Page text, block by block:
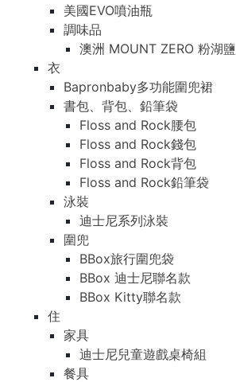
美國EVO噴油瓶
調味品
澳洲 MOUNT ZERO 粉湖鹽
衣
Bapronbaby多功能圍兜裙
書包、背包、鉛筆袋
Floss and Rock腰包
Floss and Rock錢包
Floss and Rock背包
Floss and Rock鉛筆袋
泳裝
迪士尼系列泳裝
圍兜
BBox旅行圍兜袋
BBox 迪士尼聯名款
BBox Kitty聯名款
住
家具
迪士尼兒童遊戲桌椅組
餐具